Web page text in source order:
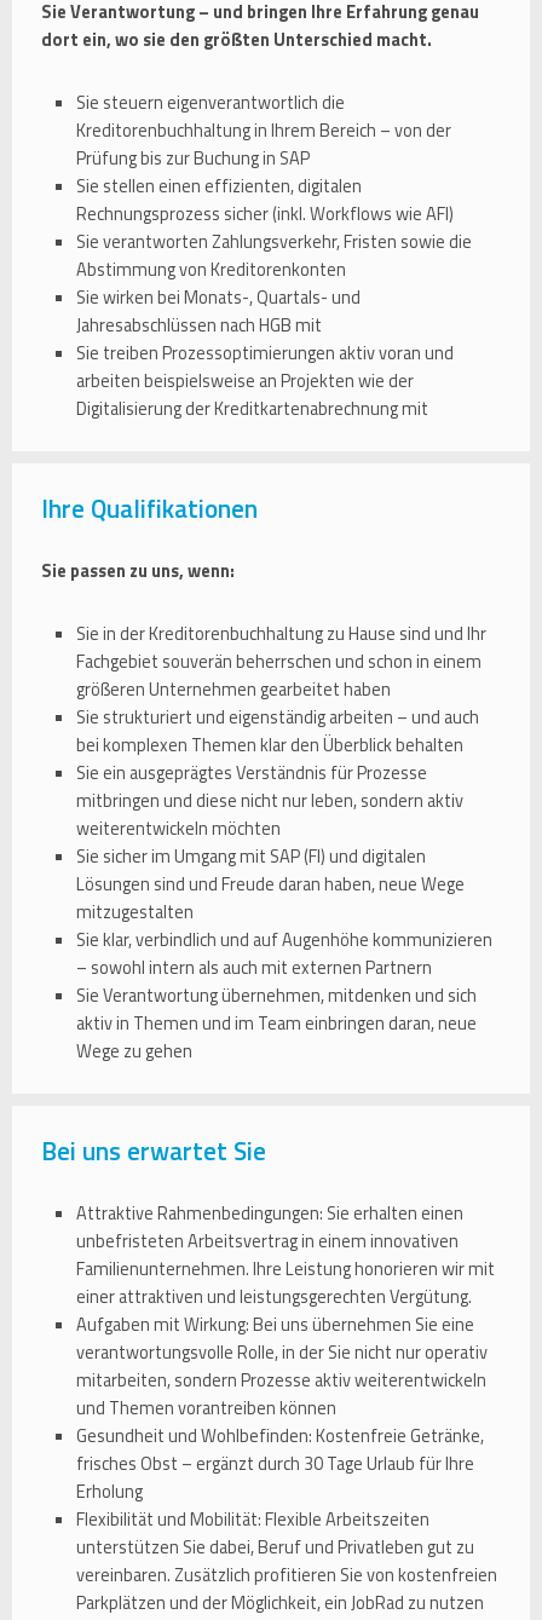
Sie Verantwortung – und bringen Ihre Erfahrung genau
dort ein, wo sie den größten Unterschied macht.
Sie steuern eigenverantwortlich die
Kreditorenbuchhaltung in Ihrem Bereich – von der
Prüfung bis zur Buchung in SAP
Sie stellen einen effizienten, digitalen
Rechnungsprozess sicher (inkl. Workflows wie AFI)
Sie verantworten Zahlungsverkehr, Fristen sowie die
Abstimmung von Kreditorenkonten
Sie wirken bei Monats-, Quartals- und
Jahresabschlüssen nach HGB mit
Sie treiben Prozessoptimierungen aktiv voran und
arbeiten beispielsweise an Projekten wie der
Digitalisierung der Kreditkartenabrechnung mit
Ihre Qualifikationen
Sie passen zu uns, wenn:
Sie in der Kreditorenbuchhaltung zu Hause sind und Ihr
Fachgebiet souverän beherrschen und schon in einem
größeren Unternehmen gearbeitet haben
Sie strukturiert und eigenständig arbeiten – und auch
bei komplexen Themen klar den Überblick behalten
Sie ein ausgeprägtes Verständnis für Prozesse
mitbringen und diese nicht nur leben, sondern aktiv
weiterentwickeln möchten
Sie sicher im Umgang mit SAP (FI) und digitalen
Lösungen sind und Freude daran haben, neue Wege
mitzugestalten
Sie klar, verbindlich und auf Augenhöhe kommunizieren
– sowohl intern als auch mit externen Partnern
Sie Verantwortung übernehmen, mitdenken und sich
aktiv in Themen und im Team einbringen daran, neue
Wege zu gehen
Bei uns erwartet Sie
Attraktive Rahmenbedingungen: Sie erhalten einen
unbefristeten Arbeitsvertrag in einem innovativen
Familienunternehmen. Ihre Leistung honorieren wir mit
einer attraktiven und leistungsgerechten Vergütung.
Aufgaben mit Wirkung: Bei uns übernehmen Sie eine
verantwortungsvolle Rolle, in der Sie nicht nur operativ
mitarbeiten, sondern Prozesse aktiv weiterentwickeln
und Themen vorantreiben können
Gesundheit und Wohlbefinden: Kostenfreie Getränke,
frisches Obst – ergänzt durch 30 Tage Urlaub für Ihre
Erholung
Flexibilität und Mobilität: Flexible Arbeitszeiten
unterstützen Sie dabei, Beruf und Privatleben gut zu
vereinbaren. Zusätzlich profitieren Sie von kostenfreien
Parkplätzen und der Möglichkeit, ein JobRad zu nutzen